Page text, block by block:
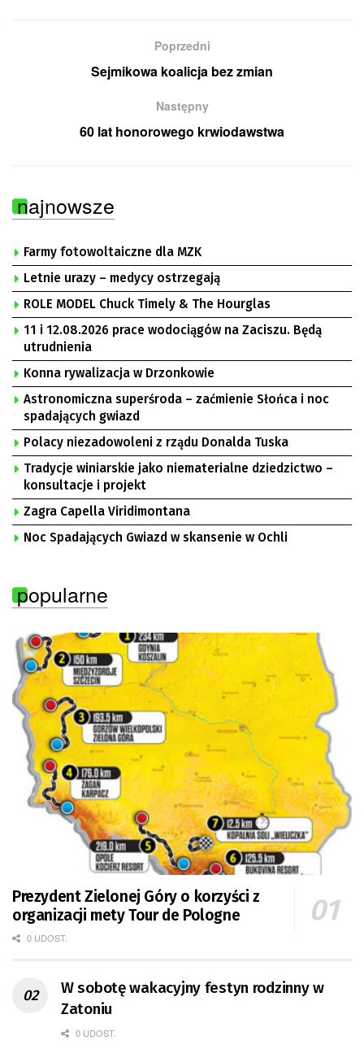
Poprzedni
Sejmikowa koalicja bez zmian
Następny
60 lat honorowego krwiodawstwa
najnowsze
Farmy fotowoltaiczne dla MZK
Letnie urazy – medycy ostrzegają
ROLE MODEL Chuck Timely & The Hourglas
11 i 12.08.2026 prace wodociągów na Zaciszu. Będą
utrudnienia
Konna rywalizacja w Drzonkowie
Astronomiczna superśroda – zaćmienie Słońca i noc
spadających gwiazd
Polacy niezadowoleni z rządu Donalda Tuska
Tradycje winiarskie jako niematerialne dziedzictwo –
konsultacje i projekt
Zagra Capella Viridimontana
Noc Spadających Gwiazd w skansenie w Ochli
popularne
Prezydent Zielonej Góry o korzyści z
organizacji mety Tour de Pologne
0 UDOST.
W sobotę wakacyjny festyn rodzinny w
Zatoniu
0 UDOST.